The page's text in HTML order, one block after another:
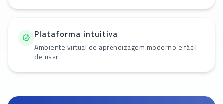
Plataforma intuitiva
Ambiente virtual de aprendizagem moderno e fácil
de usar